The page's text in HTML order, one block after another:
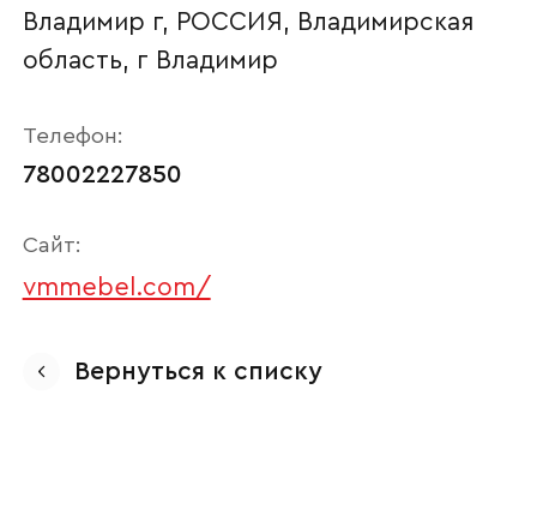
Владимир г, РОССИЯ, Владимирская
область, г Владимир
Телефон:
78002227850
Сайт:
vmmebel.com/
Вернуться к списку
Ваше имя